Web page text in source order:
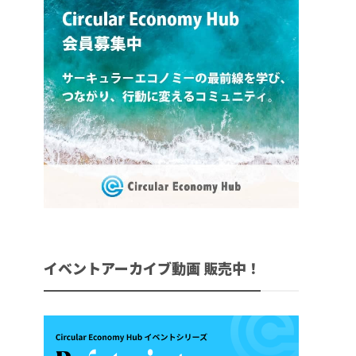
イベントアーカイブ動画 販売中！